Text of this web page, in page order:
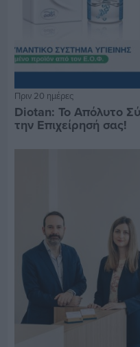
Πριν 20 ημέρες
Diotan: Το Απόλυτο
την Επιχείρησή σας!